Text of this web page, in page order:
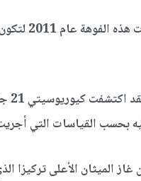
القياسات التي أجريت في
الميثان الأعلى